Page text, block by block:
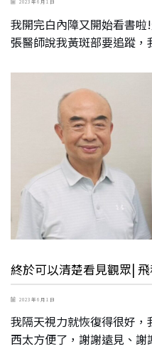
我開完白內障又開始看書
張醫師說我黃斑部要追蹤
終於可以清楚看見觀眾|
2023 年 6 月 1 日
我隔天視力就恢復得很好
西太方便了，謝謝遠見、謝